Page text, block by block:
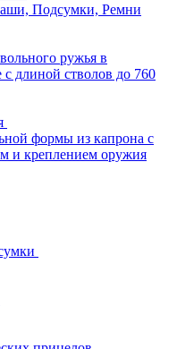
Подсумки, Ремни
ружья в
с длиной стволов до 760
формы из капрона с
и креплением оружия